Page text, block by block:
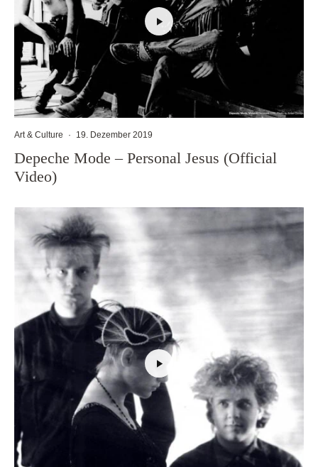
Art & Culture · 19. Dezember 2019
Depeche Mode – Personal Jesus (Official
Video)